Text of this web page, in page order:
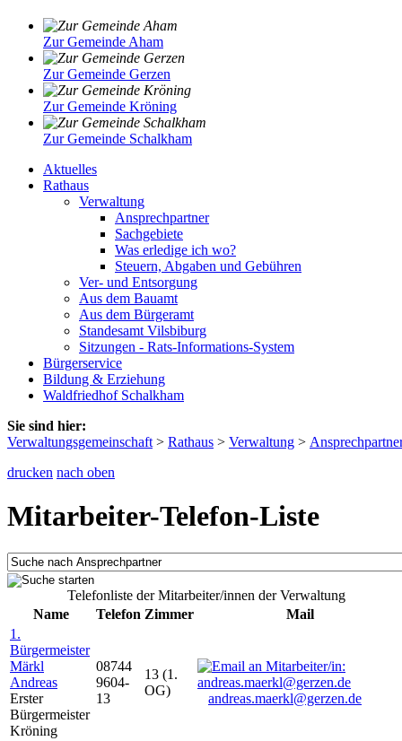
Zur Gemeinde Aham
Zur Gemeinde Gerzen
Zur Gemeinde Kröning
Zur Gemeinde Schalkham
Aktuelles
Rathaus
Verwaltung
Ansprechpartner
Sachgebiete
Was erledige ich wo?
Steuern, Abgaben und Gebühren
Ver- und Entsorgung
Aus dem Bauamt
Aus dem Bürgeramt
Standesamt Vilsbiburg
Sitzungen - Rats-Informations-System
Bürgerservice
Bildung & Erziehung
Waldfriedhof Schalkham
Sie sind hier:
Verwaltungsgemeinschaft > Rathaus > Verwaltung >
drucken nach oben
Mitarbeiter-Telefon-Liste
Telefonliste der Mitarbeiter/innen der Verwaltung
Name
Telefon Zimmer
Mail
1.
Bürgermeister
Märkl
Andreas
Erster
Bürgermeister
Kröning
08744
9604-
13
13 (1.
OG)
andreas.maerkl@gerzen.de